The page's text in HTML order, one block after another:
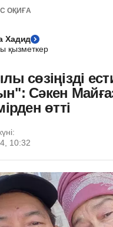
ОҚИҒА
Хадид
қызметкер
сөзіңізді
Сәкен
өтті
10:32